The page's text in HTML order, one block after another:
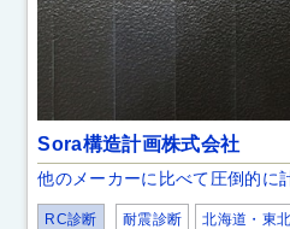
Sora構造計画株式会社
他のメーカーに比べて圧倒的に
RC診断 耐震診断 北海道・東